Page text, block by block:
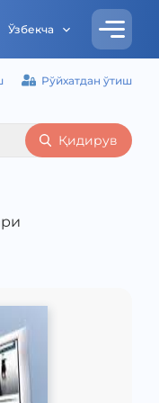
Ўзбекча
Рўйхатдан ўтиш
Қидирув